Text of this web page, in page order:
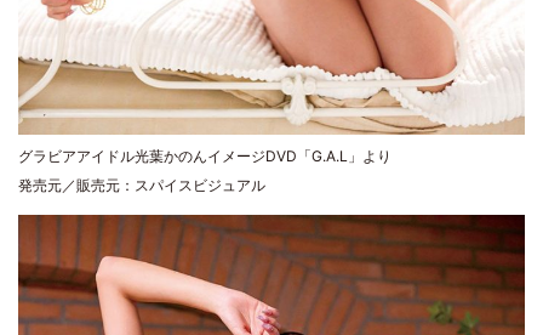
グラビアアイドル光葉かのんイメージDVD「G.A.L」より
発売元／販売元：スパイスビジュアル